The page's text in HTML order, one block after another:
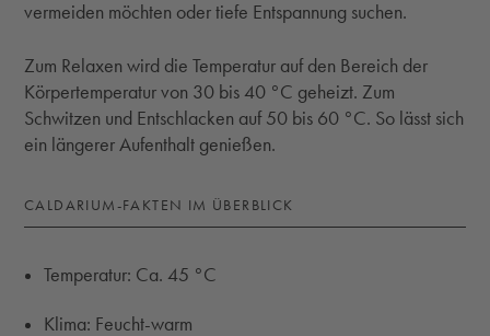
vermeiden möchten oder tiefe Entspannung suchen.
Zum Relaxen wird die Temperatur auf den Bereich der
Körpertemperatur von 30 bis 40 °C geheizt. Zum
Schwitzen und Entschlacken auf 50 bis 60 °C. So lässt sich
ein längerer Aufenthalt genießen.
CALDARIUM-FAKTEN IM ÜBERBLICK
Temperatur: Ca. 45 °C
Klima: Feucht-warm